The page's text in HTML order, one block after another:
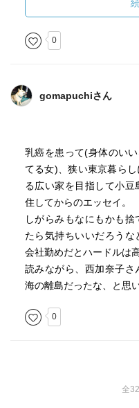
で、実家が資産家でも
に就けない女が非正規の
いるとしたら、それは国
それにしても、台風が来
あいにも参加し、海で
けでも、かなり忙しいの
んだり、書いたり、描い
はないとはいえ、結構
り、とは言えないと思う。
できる範囲で農業をや
で食べていければいい
当ない限り無理なんだと
考える人の参考にもなる
0
gomapuchiさん
乳癌を患って(身体のい
てる女)、狭い東京暮ら
る広い家を目指して小
住してからのエッセイ。
しがらみもなにもかも
たら気持ちいいだろう
会社勤めだとハードルは
読みながら、西加奈子さ
海の離島だったな、と思
0
全